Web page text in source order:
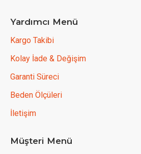
Yardımcı Menü
Kargo Takibi
Kolay İade & Değişim
Garanti Süreci
Beden Ölçüleri
İletişim
Müşteri Menü